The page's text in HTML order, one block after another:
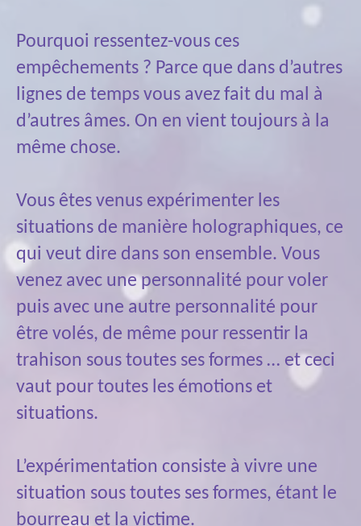
Pourquoi ressentez-vous ces
empêchements ? Parce que dans d’autres
lignes de temps vous avez fait du mal à
d’autres âmes. On en vient toujours à la
même chose.
Vous êtes venus expérimenter les
situations de manière holographiques, ce
qui veut dire dans son ensemble. Vous
venez avec une personnalité pour voler
puis avec une autre personnalité pour
être volés, de même pour ressentir la
trahison sous toutes ses formes … et ceci
vaut pour toutes les émotions et
situations.
L’expérimentation consiste à vivre une
situation sous toutes ses formes, étant le
bourreau et la victime.